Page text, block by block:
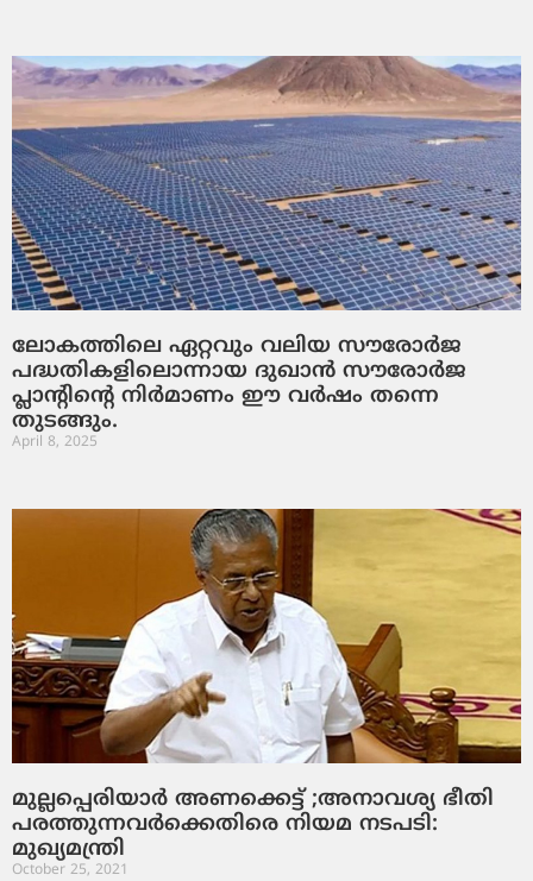
ലോകത്തിലെ ഏറ്റവും വലിയ സൗരോർജ
പദ്ധതികളിലൊന്നായ ദുഖാൻ സൗരോർജ
പ്ലാന്റിന്റെ നിർമാണം ഈ വർഷം തന്നെ
തുടങ്ങും.
April 8, 2025
മുല്ലപ്പെരിയാര്‍ അണക്കെട്ട് ;അനാവശ്യ ഭീതി
പരത്തുന്നവര്‍ക്കെതിരെ നിയമ നടപടി:
മുഖ്യമന്ത്രി
October 25, 2021